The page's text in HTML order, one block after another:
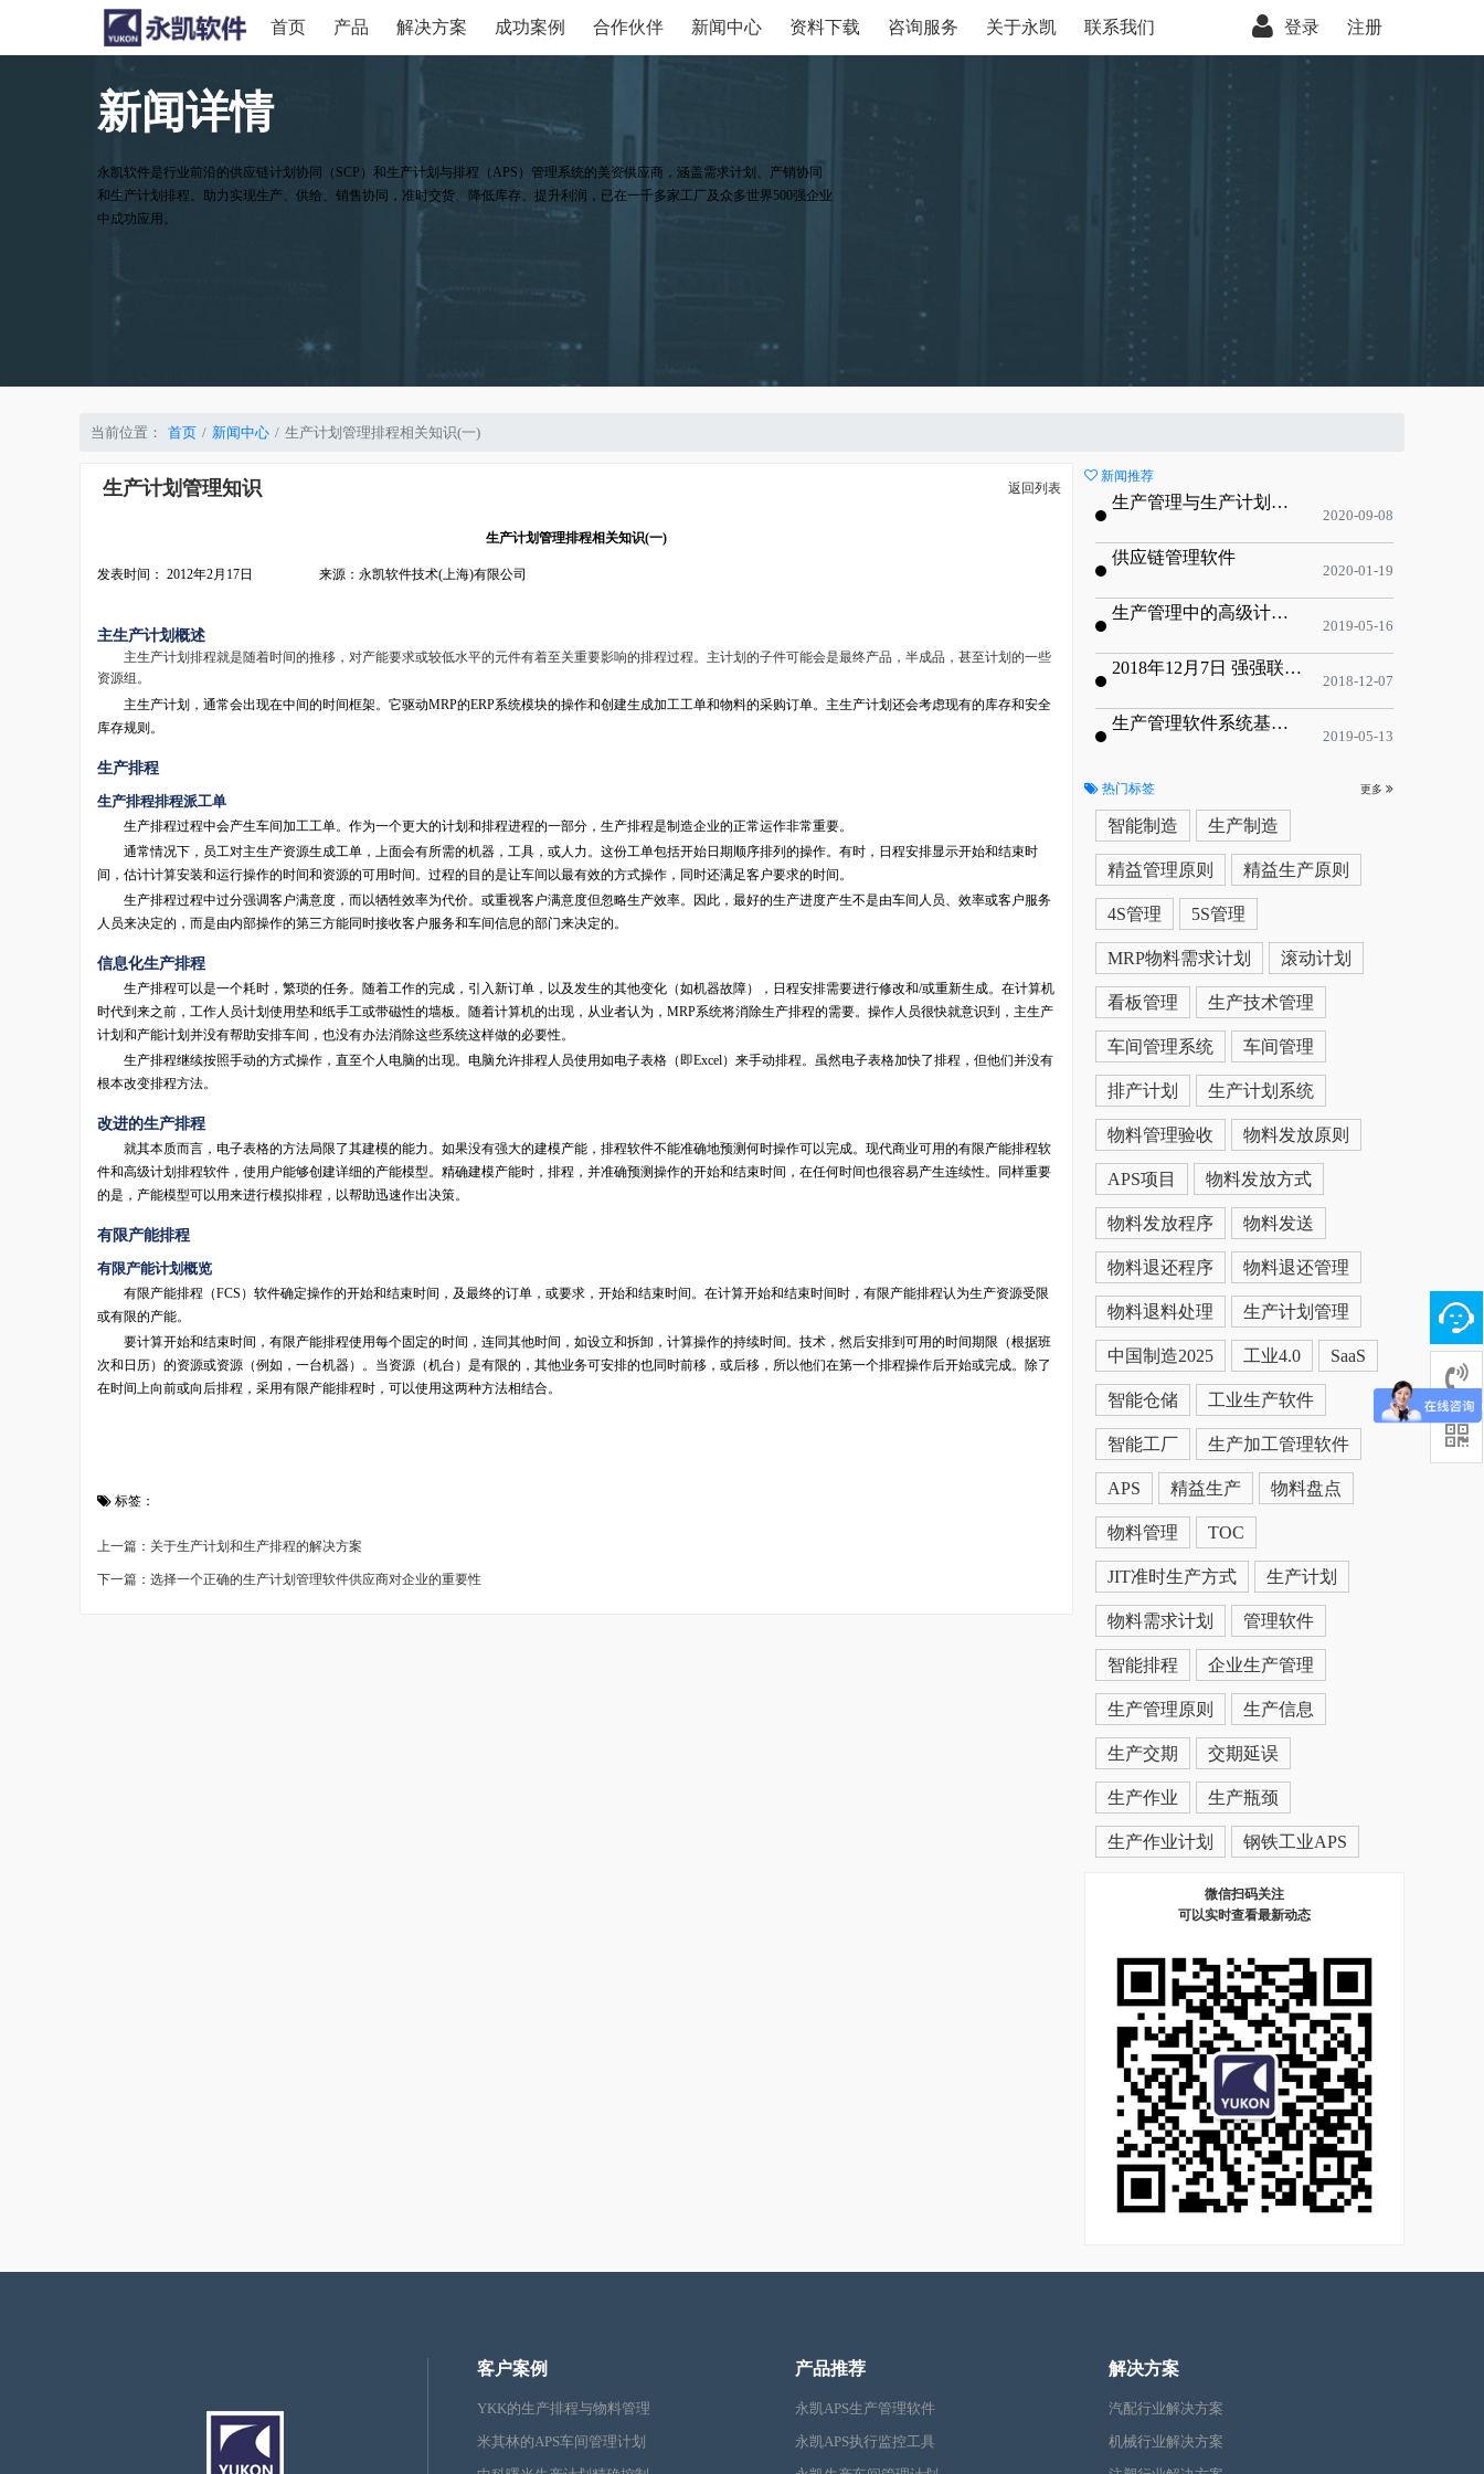
首页 产品 解决方案 成功案例 合作伙伴 新闻中心 资料下载 咨询服务 关于永凯 联系我们 登录 注册
新闻详情
永凯软件是行业前沿的供应链计划协同（SCP）和生产计划与排程（APS）管理系统的美资供应商，涵盖需求计划、产销协同
和生产计划排程。助力实现生产、供给、销售协同，准时交货、降低库存、提升利润，已在一千多家工厂及众多世界500强企业
中成功应用。
当前位置： 首页 新闻中心 生产计划管理排程相关知识(一)
生产计划管理知识 返回列表
生产计划管理排程相关知识(一)
发表时间： 2012年2月17日 来源：永凯软件技术(上海)有限公司
主生产计划概述
主生产计划排程就是随着时间的推移，对产能要求或较低水平的元件有着至关重要影响的排程过程。主计划的子件可能会是最终产品，半成品，甚至计划的一些
资源组。
主生产计划，通常会出现在中间的时间框架。它驱动MRP的ERP系统模块的操作和创建生成加工工单和物料的采购订单。主生产计划还会考虑现有的库存和安全
库存规则。
生产排程
生产排程排程派工单
生产排程过程中会产生车间加工工单。作为一个更大的计划和排程进程的一部分，生产排程是制造企业的正常运作非常重要。
通常情况下，员工对主生产资源生成工单，上面会有所需的机器，工具，或人力。这份工单包括开始日期顺序排列的操作。有时，日程安排显示开始和结束时
间，估计计算安装和运行操作的时间和资源的可用时间。过程的目的是让车间以最有效的方式操作，同时还满足客户要求的时间。
生产排程过程中过分强调客户满意度，而以牺牲效率为代价。或重视客户满意度但忽略生产效率。因此，最好的生产进度产生不是由车间人员、效率或客户服务
人员来决定的，而是由内部操作的第三方能同时接收客户服务和车间信息的部门来决定的。
信息化生产排程
生产排程可以是一个耗时，繁琐的任务。随着工作的完成，引入新订单，以及发生的其他变化（如机器故障），日程安排需要进行修改和/或重新生成。在计算机
时代到来之前，工作人员计划使用垫和纸手工或带磁性的墙板。随着计算机的出现，从业者认为，MRP系统将消除生产排程的需要。操作人员很快就意识到，主生产
计划和产能计划并没有帮助安排车间，也没有办法消除这些系统这样做的必要性。
生产排程继续按照手动的方式操作，直至个人电脑的出现。电脑允许排程人员使用如电子表格（即Excel）来手动排程。虽然电子表格加快了排程，但他们并没有
根本改变排程方法。
改进的生产排程
就其本质而言，电子表格的方法局限了其建模的能力。如果没有强大的建模产能，排程软件不能准确地预测何时操作可以完成。现代商业可用的有限产能排程软
件和高级计划排程软件，使用户能够创建详细的产能模型。精确建模产能时，排程，并准确预测操作的开始和结束时间，在任何时间也很容易产生连续性。同样重要
的是，产能模型可以用来进行模拟排程，以帮助迅速作出决策。
有限产能排程
有限产能计划概览
有限产能排程（FCS）软件确定操作的开始和结束时间，及最终的订单，或要求，开始和结束时间。在计算开始和结束时间时，有限产能排程认为生产资源受限
或有限的产能。
要计算开始和结束时间，有限产能排程使用每个固定的时间，连同其他时间，如设立和拆卸，计算操作的持续时间。技术，然后安排到可用的时间期限（根据班
次和日历）的资源或资源（例如，一台机器）。当资源（机台）是有限的，其他业务可安排的也同时前移，或后移，所以他们在第一个排程操作后开始或完成。除了
在时间上向前或向后排程，采用有限产能排程时，可以使用这两种方法相结合。
标签：
上一篇：关于生产计划和生产排程的解决方案
下一篇：选择一个正确的生产计划管理软件供应商对企业的重要性
新闻推荐
生产管理与生产计划的目标
2020-09-08
供应链管理软件
2020-01-19
生产管理中的高级计划与排程优化
2019-05-16
2018年12月7日 强强联手，共同推进电子器件领域APS应用典范 风华高科生产自动化工业互联网应用项目-APS项目启动会
2018-12-07
生产管理软件系统基于信息化的解决方案
2019-05-13
热门标签 更多
智能制造 生产制造
精益管理原则 精益生产原则
4S管理 5S管理
MRP物料需求计划 滚动计划
看板管理 生产技术管理
车间管理系统 车间管理
排产计划 生产计划系统
物料管理验收 物料发放原则
APS项目 物料发放方式
物料发放程序 物料发送
物料退还程序 物料退还管理
物料退料处理 生产计划管理
中国制造2025 工业4.0 SaaS
智能仓储 工业生产软件
智能工厂 生产加工管理软件
APS 精益生产 物料盘点
物料管理 TOC
JIT准时生产方式 生产计划
物料需求计划 管理软件
智能排程 企业生产管理
生产管理原则 生产信息
生产交期 交期延误
生产作业 生产瓶颈
生产作业计划 钢铁工业APS
微信扫码关注
可以实时查看最新动态
客户案例
YKK的生产排程与物料管理
米其林的APS车间管理计划
产品推荐
永凯APS生产管理软件
永凯APS执行监控工具
解决方案
汽配行业解决方案
机械行业解决方案